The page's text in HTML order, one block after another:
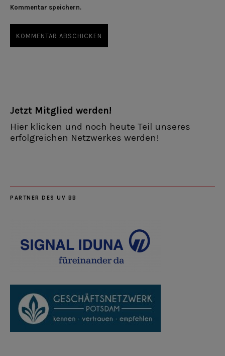
Kommentar speichern.
Jetzt Mitglied werden!
Hier klicken und noch heute Teil unseres
erfolgreichen Netzwerkes werden!
PARTNER DES UV BB